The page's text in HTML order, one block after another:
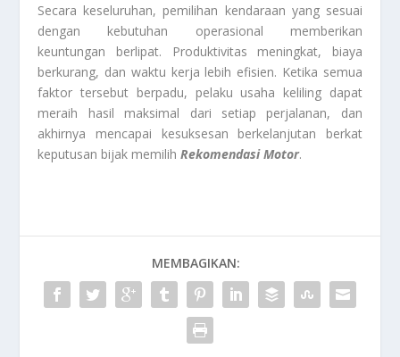
Secara keseluruhan, pemilihan kendaraan yang sesuai
dengan kebutuhan operasional memberikan
keuntungan berlipat. Produktivitas meningkat, biaya
berkurang, dan waktu kerja lebih efisien. Ketika semua
faktor tersebut berpadu, pelaku usaha keliling dapat
meraih hasil maksimal dari setiap perjalanan, dan
akhirnya mencapai kesuksesan berkelanjutan berkat
keputusan bijak memilihRekomendasi Motor.
MEMBAGIKAN: